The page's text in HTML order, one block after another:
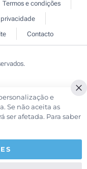
Termos e condições
Contacto
e
Se não aceita as
ser afetada. Para saber